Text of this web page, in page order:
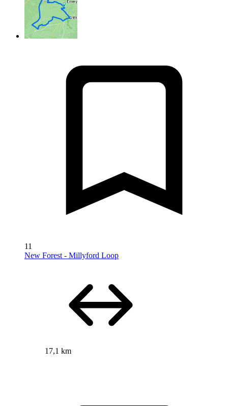
11
New Forest - Millyford Loop
17,1 km